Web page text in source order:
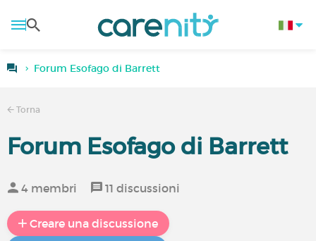
Forum Esofago di Barrett
Torna
Forum Esofago di Barrett
4 membri 11 discussioni
Creare una discussione